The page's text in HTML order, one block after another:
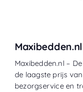
Maxibedden.nl
Maxibedden.nl –
de laagste prijs
bezorgservice en